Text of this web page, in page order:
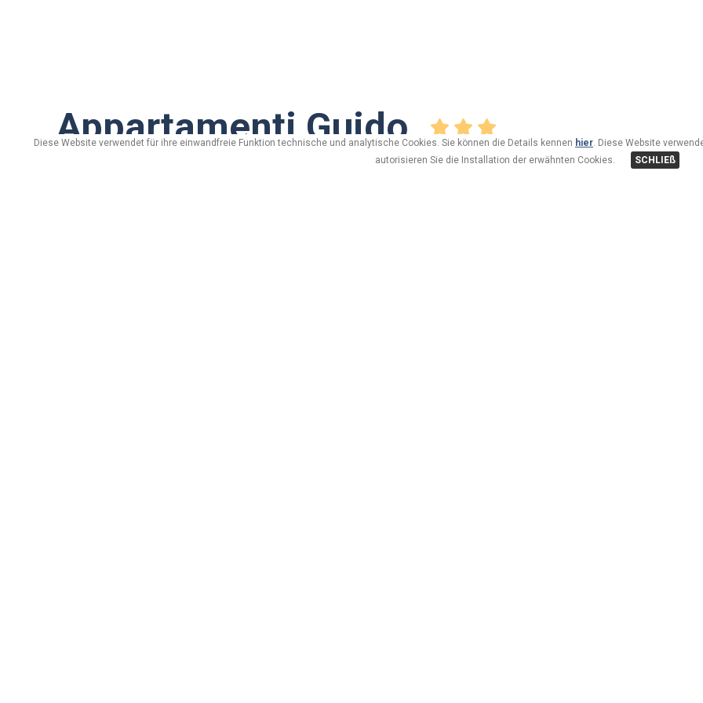
Appartamenti Guido
Diese Website verwendet für ihre einwandfreie Funktion technische und analytische Cookies. Sie können die Details kennen hier. Diese Website
autorisieren Sie die Installation der erwähnten Cookies.
SCHLIEß